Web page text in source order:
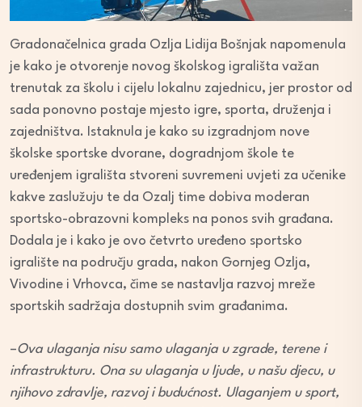
Gradonačelnica grada Ozlja Lidija Bošnjak napomenula
je kako je otvorenje novog školskog igrališta važan
trenutak za školu i cijelu lokalnu zajednicu, jer prostor od
sada ponovno postaje mjesto igre, sporta, druženja i
zajedništva. Istaknula je kako su izgradnjom nove
školske sportske dvorane, dogradnjom škole te
uređenjem igrališta stvoreni suvremeni uvjeti za učenike
kakve zaslužuju te da Ozalj time dobiva moderan
sportsko-obrazovni kompleks na ponos svih građana.
Dodala je i kako je ovo četvrto uređeno sportsko
igralište na području grada, nakon Gornjeg Ozlja,
Vivodine i Vrhovca, čime se nastavlja razvoj mreže
sportskih sadržaja dostupnih svim građanima.
–Ova ulaganja nisu samo ulaganja u zgrade, terene i
infrastrukturu. Ona su ulaganja u ljude, u našu djecu, u
njihovo zdravlje, razvoj i budućnost. Ulaganjem u sport,